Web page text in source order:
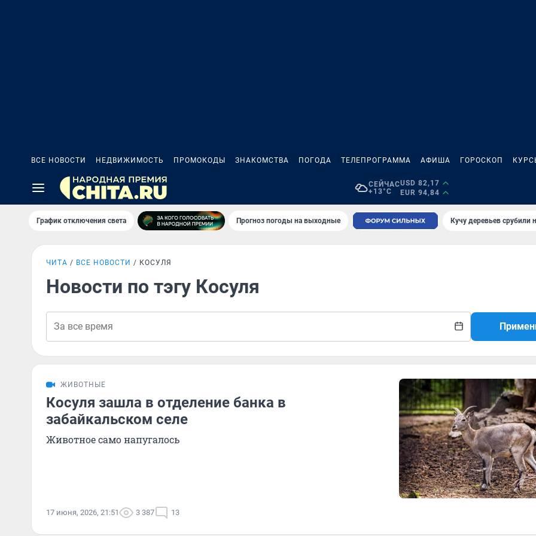
ВСЕ НОВОСТИ НЕДВИЖИМОСТЬ ПРОМОКОДЫ ЗНАКОМСТВА ПОГОДА ТЕЛЕПРОГРАММА АФИША ГОРОСКОП
СЕЙЧАС
+13°C
USD 82,17
EUR 94,84
График отключения света Прогноз погоды на выходные Кучу деревьев срубили
ЧИТА ВСЕ НОВОСТИ КОСУЛЯ
Новости по тэгу Косуля
ЖИВОТНЫЕ
Косуля зашла в отделение банка в
забайкальском селе
Животное само напугалось
17 июня, 2026, 21:51 3 387 13